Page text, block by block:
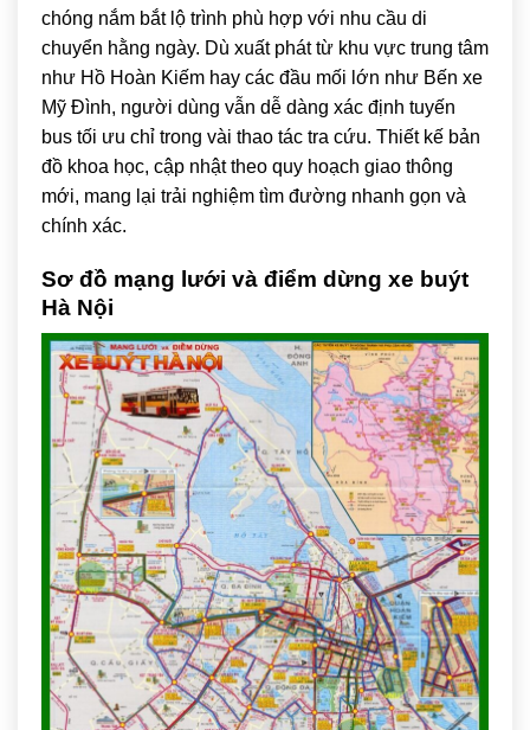
chóng nắm bắt lộ trình phù hợp với nhu cầu di
chuyển hằng ngày. Dù xuất phát từ khu vực trung tâm
như Hồ Hoàn Kiếm hay các đầu mối lớn như Bến xe
Mỹ Đình, người dùng vẫn dễ dàng xác định tuyến
bus tối ưu chỉ trong vài thao tác tra cứu. Thiết kế bản
đồ khoa học, cập nhật theo quy hoạch giao thông
mới, mang lại trải nghiệm tìm đường nhanh gọn và
chính xác.
Sơ đồ mạng lưới và điểm dừng xe buýt
Hà Nội